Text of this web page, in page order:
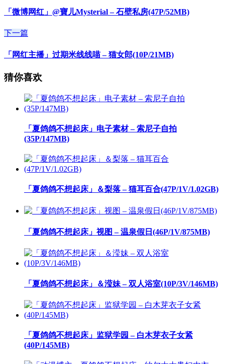
「微博网红」@寶儿Mysterial – 石壁私房(47P/52MB)
下一篇
「网红主播」过期米线线喵 – 猫女郎(10P/21MB)
猜你喜欢
「夏鸽鸽不想起床」电子素材 – 索尼子自拍
(35P/147MB)
「夏鸽鸽不想起床」＆梨落 – 猫耳百合(47P/1V/1.02GB)
「夏鸽鸽不想起床」视图 – 温泉假日(46P/1V/875MB)
「夏鸽鸽不想起床」＆滢妹 – 双人浴室(10P/3V/146MB)
「夏鸽鸽不想起床」监狱学园 – 白木芽衣子女紧
(40P/145MB)